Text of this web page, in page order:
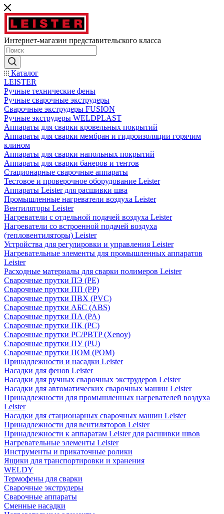
Интернет-магазин представительского класса
Каталог
LEISTER
Ручные технические фены
Ручные сварочные экструдеры
Сварочные экструдеры FUSION
Ручные экструдеры WELDPLAST
Аппараты для сварки кровельных покрытий
Аппараты для сварки мембран и гидроизоляции горячим
клином
Аппараты для сварки напольных покрытий
Аппараты для сварки банеров и тентов
Стационарные сварочные аппараты
Тестовое и проверочное оборудование Leister
Аппараты Leister для расшивки шва
Промышленные нагреватели воздуха Leister
Вентиляторы Leister
Нагреватели с отдельной подачей воздуха Leister
Нагреватели со встроенной подачей воздуха
(тепловентиляторы) Leister
Устройства для регулировки и управления Leister
Нагревательные элементы для промышленных аппаратов
Leister
Расходные материалы для сварки полимеров Leister
Сварочные прутки ПЭ (PE)
Сварочные прутки ПП (PP)
Сварочные прутки ПВХ (PVC)
Сварочные прутки АБС (ABS)
Сварочные прутки ПА (PA)
Сварочные прутки ПК (PC)
Сварочные прутки PC/PBTP (Xenoy)
Сварочные прутки ПУ (PU)
Сварочные прутки ПОМ (POM)
Принадлежности и насадки Leister
Насадки для фенов Leister
Насадки для ручных сварочных экструдеров Leister
Насадки для автоматических сварочных машин Leister
Принадлежности для промышленных нагревателей воздуха
Leister
Насадки для стационарных сварочных машин Leister
Принадлежности для вентиляторов Leister
Принадлежности к аппаратам Leister для расшивки швов
Нагревательные элементы Leister
Инструменты и прикаточные ролики
Ящики для транспортировки и хранения
WELDY
Термофены для сварки
Сварочные экструдеры
Сварочные аппараты
Сменные насадки